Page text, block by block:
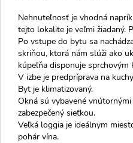
Nehnuteľnosť je vhodná
tejto lokalite je veľmi žiadaný.
Po vstupe do bytu sa
skriňou, ktorá nám slúži ako
kúpeľňa disponuje
V izbe je predpríprava na
Byt je klimatizovaný.
Okná sú vybavené
zabezpečený sieťkou.
Veľká loggia je ideálnym
pohár vína.